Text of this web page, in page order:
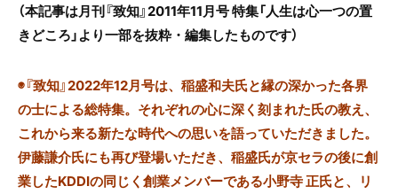
（本記事は月刊『致知』2011年11月号 特集「人生は心一つの置
きどころ」より一部を抜粋・編集したものです）
◉『致知』2022年12月号は、稲盛和夫氏と縁の深かった各界
の士による総特集。それぞれの心に深く刻まれた氏の教え、
これから来る新たな時代への思いを語っていただきました。
伊藤謙介氏にも再び登場いただき、稲盛氏が京セラの後に創
業したKDDIの同じく創業メンバーである小野寺 正氏と、リ